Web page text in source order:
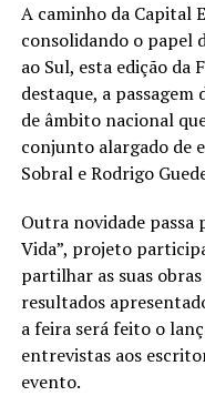
A caminho da Capital
consolidando o papel
ao Sul, esta edição da
destaque, a
de âmbito nacional
conjunto alargado de
Sobral e Rodrigo
Outra novidade passa
Vida”, projeto
partilhar as suas
resultados
a feira será feito o
entrevistas aos
evento.